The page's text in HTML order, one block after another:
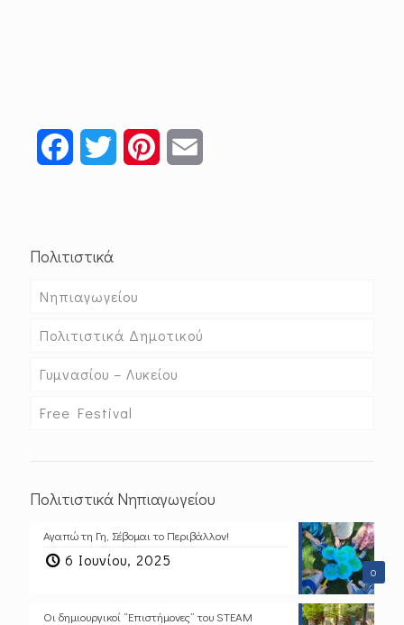
FacebookTwitter Pinterest
Πολιτιστικά
Νηπιαγωγείου
Πολιτιστικά Δημοτικού
Γυμνασίου – Λυκείου
Free Festival
Πολιτιστικά Νηπιαγωγείου
0
Αγαπώ τη Γη, Σέβομαι το Περιβάλλον!
6 Ιουνίου, 2025
Οι δημιουργικοί “Επιστήμονες” του STEAM